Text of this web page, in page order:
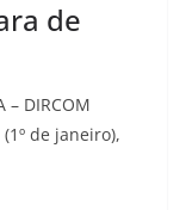
de
– DIRCOM
de janeiro),